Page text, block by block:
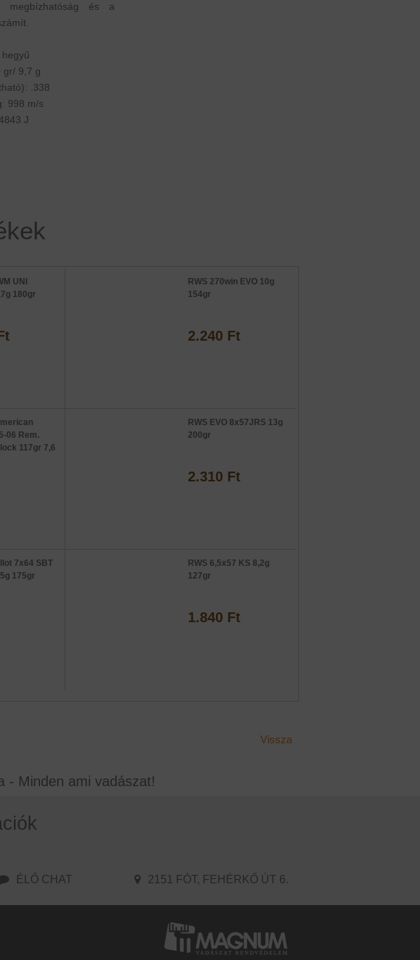
megbízhatóság és a
gr/ 9,7 g
.338
998 m/s
J
UNI
180gr
RWS 270win EVO 10g
154gr
2.240 Ft
06 Rem.
117gr 7,6
RWS EVO 8x57JRS 13g
200gr
2.310 Ft
7x64 SBT
175gr
RWS 6,5x57 KS 8,2g
127gr
1.840 Ft
Vissza
- Minden ami vadászat!
ÉLŐ CHAT 2151 FÓT, FEHÉRKŐ ÚT 6.